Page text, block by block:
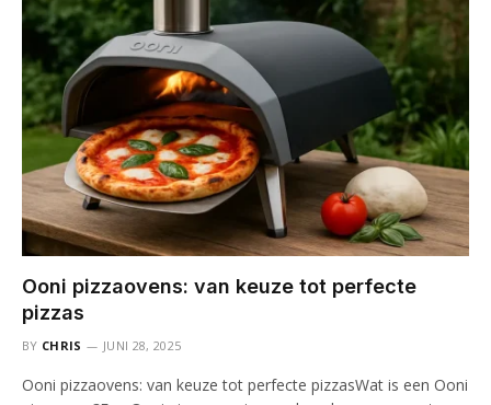
Ooni pizzaovens: van keuze tot perfecte
pizzas
BY CHRIS JUNI 28, 2025
Ooni pizzaovens: van keuze tot perfecte pizzasWat is een Ooni